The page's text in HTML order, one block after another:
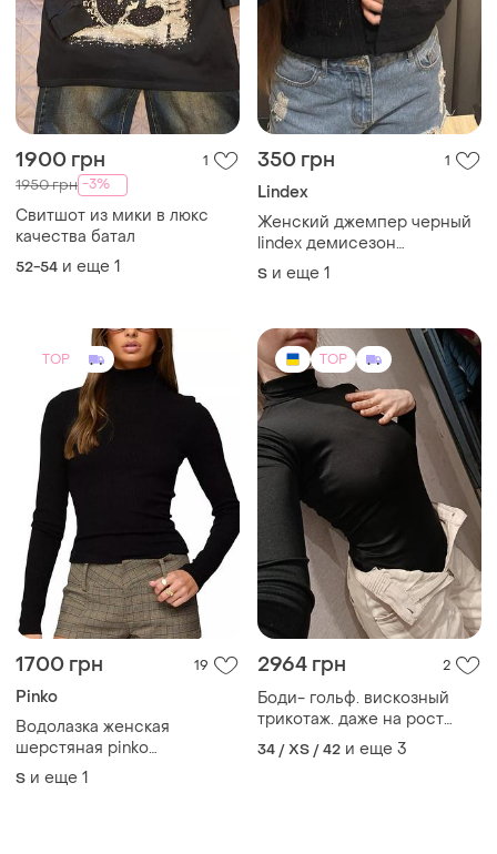
1900 грн 1
1950 грн -3%
Свитшот из мики в люкс
качества батал
52-54 и еще 1
350 грн 1
Lindex
Женский джемпер черный
lindex демисезон
(осень,весная)
S и еще 1
TOP
1700 грн 19
Pinko
Водолазка женская
шерстяная pinko
бесшовная черная свитер
гольф шерстяной черный
S и еще 1
TOP
2964 грн 2
Боди- гольф. вискозный
трикотаж. даже на рост
147см)
34 / XS / 42 и еще 3